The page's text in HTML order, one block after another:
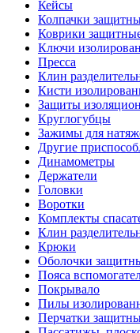
Кейсы
Колпачки
Коврики
Ключи
Пресса
Клин
Кисти
Защиты
Круглогубцы
Зажимы для
Другие
Динамометры
Держатели
Головки
Воротки
Комплекты
Клин
Крюки
Оболочки
Пояса
Покрывало
Пилы
Перчатки